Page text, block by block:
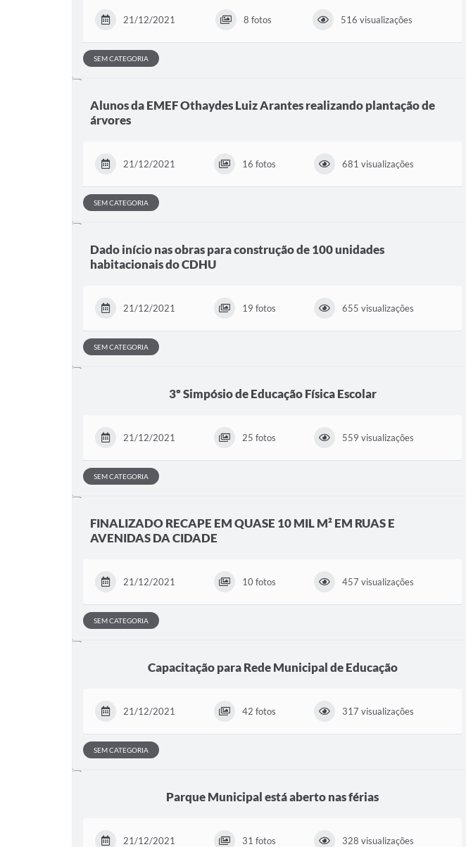
21/12/2021 8 fotos 516 visualizações
SEM CATEGORIA
Alunos da EMEF Othaydes Luiz Arantes realizando plantação de
árvores
21/12/2021 16 fotos 681 visualizações
SEM CATEGORIA
Dado início nas obras para construção de 100 unidades
habitacionais do CDHU
21/12/2021 19 fotos 655 visualizações
SEM CATEGORIA
3º Simpósio de Educação Física Escolar
21/12/2021 25 fotos 559 visualizações
SEM CATEGORIA
FINALIZADO RECAPE EM QUASE 10 MIL M² EM RUAS E
AVENIDAS DA CIDADE
21/12/2021 10 fotos 457 visualizações
SEM CATEGORIA
Capacitação para Rede Municipal de Educação
21/12/2021 42 fotos 317 visualizações
SEM CATEGORIA
Parque Municipal está aberto nas férias
21/12/2021 31 fotos 328 visualizações